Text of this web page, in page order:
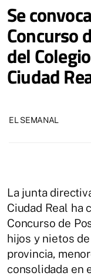
Se
Concurso
del
Ciudad
EL SEMANAL
La junta
Ciudad Real ha
Concurso de
hijos y nietos
provincia,
consolidada en